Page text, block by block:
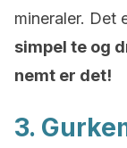
mineraler. Det
simpel te og
nemt er det!
3.